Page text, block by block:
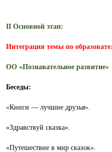
II Основной этап:
Интеграция темы по
ОО «Познавательное развитие»
Беседы:
«Книги — лучшие друзья».
«Здравствуй сказка».
«Путешествие в мир сказок».